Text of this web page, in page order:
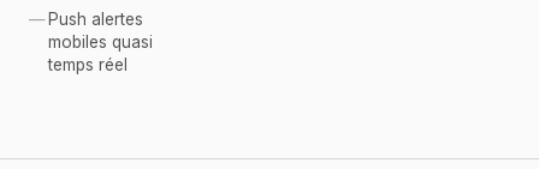
Push alertes
mobiles quasi
temps réel